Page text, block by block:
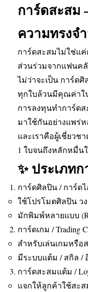
การ์ดสะสม
ความทรงจ
การ์ดสะสมไม่ใช่แ
ส่วนร่วมจากแฟนค
ไม่ว่าจะเป็น การ์ด
ทุกใบล้วนมีคุณค่าใ
การลงทุนทำการ์ดส
มาใช้กันอย่างแพร่ห
และเราคือผู้เชี่ยว
1 ใบจนถึงหลักหมื่น
✨ ประเภท
การ์ดศิลปิน / การ์ด
ใช้โปรโมตศิลปิน ว
มักพิมพ์หลายแบบ
การ์ดเกม / Trading
สำหรับเล่นเกมหรือ
มีระบบแต้ม / สกิล /
การ์ดสะสมแต้ม /
แจกให้ลูกค้าใช้สะ